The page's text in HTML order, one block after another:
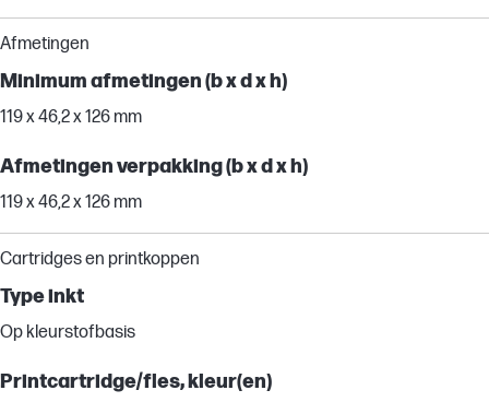
Afmetingen
Minimum afmetingen (b x d x h)
119 x 46,2 x 126 mm
Afmetingen verpakking (b x d x h)
119 x 46,2 x 126 mm
Cartridges en printkoppen
Type inkt
Op kleurstofbasis
Printcartridge/fles, kleur(en)